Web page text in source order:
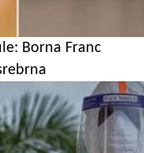
Borna Franc